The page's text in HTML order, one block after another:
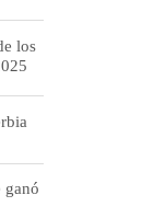
los
ganó